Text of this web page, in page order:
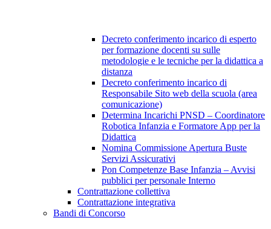
Decreto conferimento incarico di esperto
per formazione docenti su sulle
metodologie e le tecniche per la didattica a
distanza
Decreto conferimento incarico di
Responsabile Sito web della scuola (area
comunicazione)
Determina Incarichi PNSD – Coordinatore
Robotica Infanzia e Formatore App per la
Didattica
Nomina Commissione Apertura Buste
Servizi Assicurativi
Pon Competenze Base Infanzia – Avvisi
pubblici per personale Interno
Contrattazione collettiva
Contrattazione integrativa
Bandi di Concorso